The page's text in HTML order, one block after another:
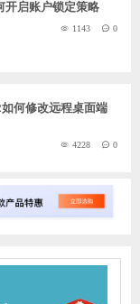
开启账户锁定策略
1143 0
何修改远程桌面端
4228 0